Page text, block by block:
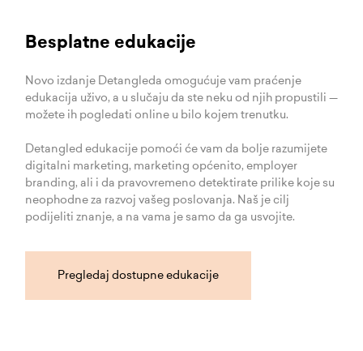
Besplatne edukacije
Novo izdanje Detangleda omogućuje vam praćenje
edukacija uživo, a u slučaju da ste neku od njih propustili —
možete ih pogledati online u bilo kojem trenutku.
Detangled edukacije pomoći će vam da bolje razumijete
digitalni marketing, marketing općenito, employer
branding, ali i da pravovremeno detektirate prilike koje su
neophodne za razvoj vašeg poslovanja. Naš je cilj
podijeliti znanje, a na vama je samo da ga usvojite.
Pregledaj dostupne edukacije